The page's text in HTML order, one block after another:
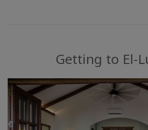
Getting to El-